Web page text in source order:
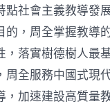
養
價
錢
國
網〉
中
點社會主義教導發
的，周全掌握教導
，落實樹德樹人最
周全服務中國式現
，加速建設高質量